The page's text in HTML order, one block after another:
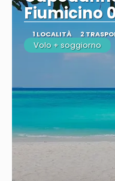
Fiumicino
1 LOCALITÀ 2
Volo + soggiorno